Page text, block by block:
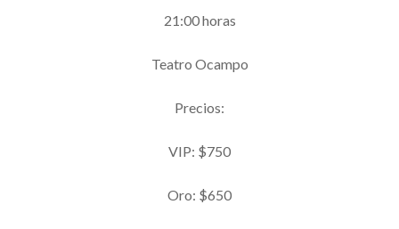
21:00 horas
Teatro Ocampo
Precios:
VIP: $750
Oro: $650